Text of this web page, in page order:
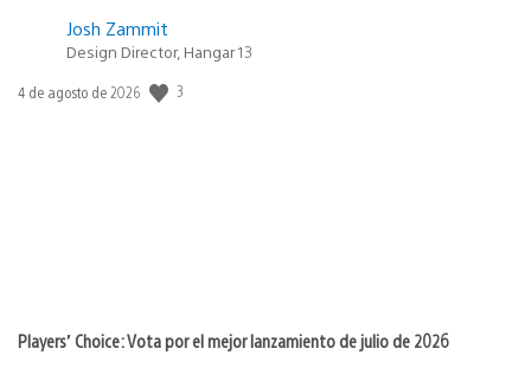
Josh Zammit
Design Director, Hangar 13
Fecha
4 de agosto de 2026 3
Players’ Choice: Vota por el mejor lanzamiento de julio de 2026